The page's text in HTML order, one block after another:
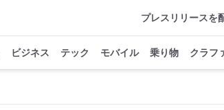
プレスリリースを
ビジネス テック モバイル 乗り物 クラフ